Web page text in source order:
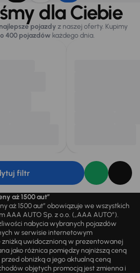
dla Ciebie
najlepsze pojazdy z naszej oferty. Kupimy
400 pojazdówkażdego dnia.
filtr
aż 1500 aut”
aż 1500 aut” obowiązuje we wszystkich
AAA AUTO Sp. z o.o. („AAA AUTO”).
nabycia wybranych pojazdów
w serwisie internetowym
uwidocznioną w prezentowanej
jako różnica pomiędzy najniższą ceną
obniżką a jego aktualną ceną
objętych promocją jest zmienna i